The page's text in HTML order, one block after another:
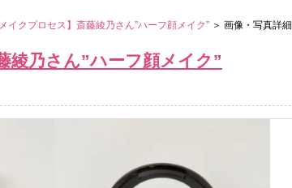
イクプロセス】斎藤綾乃さん”ハーフ顔メイク” ＞ 画像・写真詳細
綾乃さん”ハーフ顔メイク”